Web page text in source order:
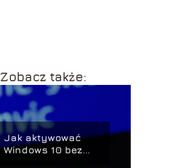
Zobacz także:
Jak aktywować
Windows 10 bez